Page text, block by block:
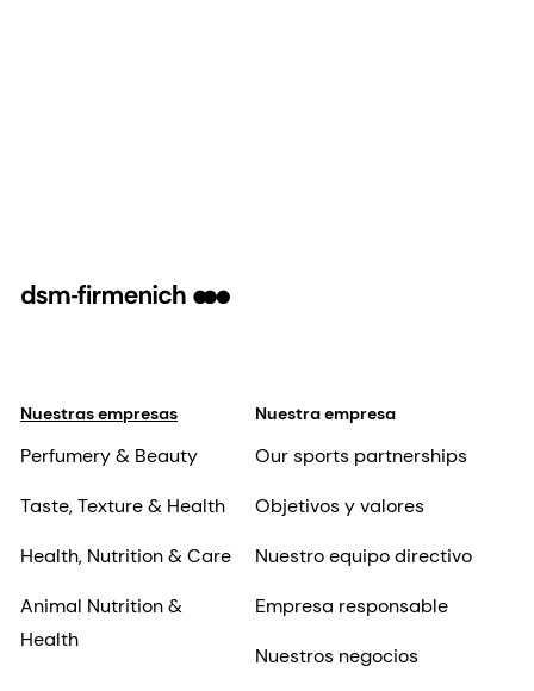
Nuestras empresas
Perfumery & Beauty
Taste, Texture & Health
Health, Nutrition & Care
Animal Nutrition &
Health
Nuestra empresa
Our sports partnerships
Objetivos y valores
Nuestro equipo directivo
Empresa responsable
Nuestros negocios